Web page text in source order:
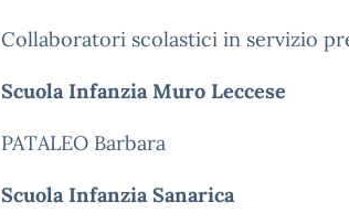
Collaboratori scolastici in servizio
Scuola Infanzia Muro Leccese
PATALEO Barbara
Scuola Infanzia Sanarica